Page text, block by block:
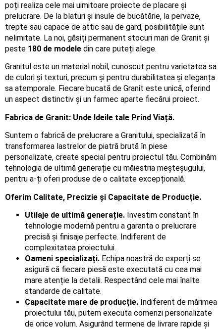
poți realiza cele mai uimitoare proiecte de placare și
prelucrare. De la blaturi și insule de bucătărie, la pervaze,
trepte sau capace de attic sau de gard, posibilitățile sunt
nelimitate. La noi, găsiți permanent stocuri mari de Granit și
peste 180 de modele din care puteți alege.
Granitul este un material nobil, cunoscut pentru varietatea sa
de culori și texturi, precum și pentru durabilitatea și eleganța
sa atemporale. Fiecare bucată de Granit este unică, oferind
un aspect distinctiv și un farmec aparte fiecărui proiect.
Fabrica de Granit: Unde Ideile tale Prind Viață.
Suntem o fabrică de prelucrare a Granitului, specializată în
transformarea lastrelor de piatră brută în piese
personalizate, create special pentru proiectul tău. Combinăm
tehnologia de ultimă generație cu măiestria meșteșugului,
pentru a-ți oferi produse de o calitate excepțională.
Oferim Calitate, Precizie și Capacitate de Producție.
Utilaje de ultimă generație. Investim constant în
tehnologie modernă pentru a garanta o prelucrare
precisă și finisaje perfecte. Indiferent de
complexitatea proiectului.
Oameni specializați. Echipa noastră de experți se
asigură că fiecare piesă este executată cu cea mai
mare atenție la detalii. Respectând cele mai înalte
standarde de calitate.
Capacitate mare de producție. Indiferent de mărimea
proiectului tău, putem executa comenzi personalizate
de orice volum. Asigurând termene de livrare rapide și